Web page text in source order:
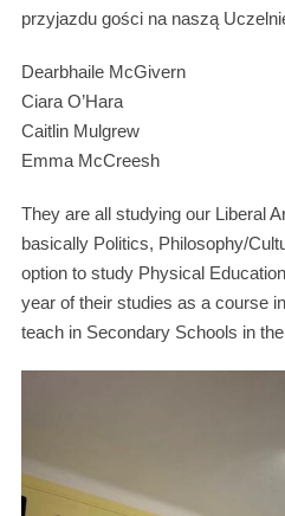
przyjazdu gości na naszą
Dearbhaile McGivern
Ciara O’Hara
Caitlin Mulgrew
Emma McCreesh
They are all studying our Liberal
basically Politics, Philosophy/
option to study Physical
year of their studies as a course
teach in Secondary Schools in